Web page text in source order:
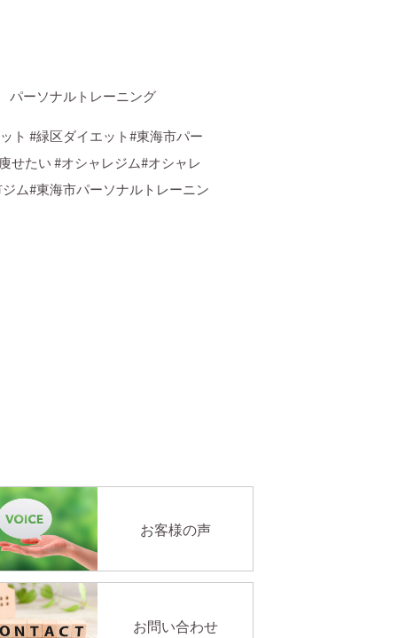
ソナルトレーニング
ト #緑区ダイエット#東海市パー
せたい#オシャレジム#オシャレ
ム#東海市パーソナルトレーニン
お客様の声
お問い合わせ